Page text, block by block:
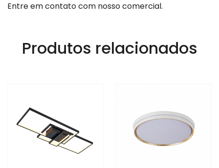
Entre em contato com nosso comercial.
Produtos relacionados